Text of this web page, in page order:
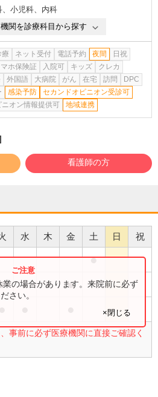
、 小児科、 内科
関を診療科目から探す
療 ネット受付 電話予約 夜間
日祝
ホ保険証 入院可 キッズ
クレカ
外国語 大病院 がん 在宅 訪問
DPC
感染予防
セカンドオピニオン受診可
オン情報提供可
地域連携
看護師の方
水 木 金 土 日 祝
●
● ● ●
事前に必ず医療機関に直接ご確認く
の場合があります。来院前に必ず
さい。
×閉じる